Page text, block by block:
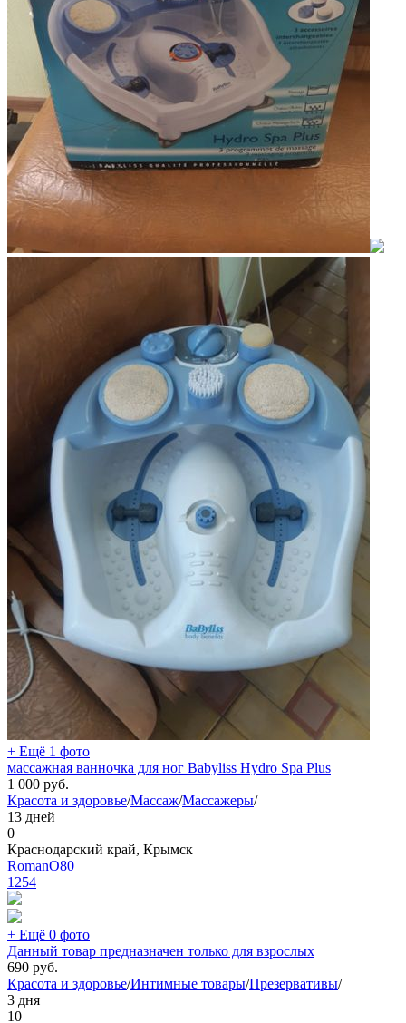
+ Ещё 1 фото
массажная ванночка для ног Babyliss Hydro Spa Plus
1 000 руб.
Красота и здоровье/Массаж/Массажеры/
13 дней
0
Краснодарский край, Крымск
RomanO80
1254
+ Ещё 0 фото
Данный товар предназначен только для взрослых
690 руб.
Красота и здоровье/Интимные товары/Презервативы/
3 дня
10